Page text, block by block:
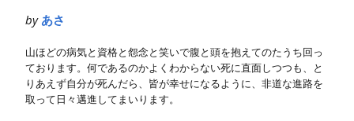
by あさ
山ほどの病気と資格と怨念と笑いで腹と頭を抱えてのたうち回っ
ております。何であるのかよくわからない死に直面しつつも、と
りあえず自分が死んだら、皆が幸せになるように、非道な進路を
取って日々邁進してまいります。